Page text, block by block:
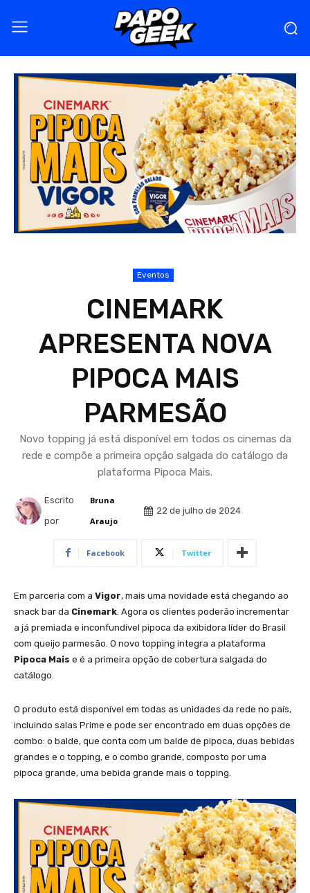
Eventos
CINEMARK
APRESENTA NOVA
PIPOCA MAIS
PARMESÃO
Novo topping já está disponível em todos os cinemas da
rede e compõe a primeira opção salgada do catálogo da
plataforma Pipoca Mais.
Escrito
por
Bruna
Araujo
22 de julho de 2024
Facebook Twitter
Em parceria com a Vigor, mais uma novidade está chegando ao
snack bar da Cinemark . Agora os clientes poderão incrementar
a já premiada e inconfundível pipoca da exibidora líder do Brasil
com queijo parmesão. O novo topping integra a plataforma
Pipoca Mais e é a primeira opção de cobertura salgada do
catálogo.
O produto está disponível em todas as unidades da rede no país,
incluindo salas Prime e pode ser encontrado em duas opções de
combo: o balde, que conta com um balde de pipoca, duas bebidas
grandes e o topping, e o combo grande, composto por uma
pipoca grande, uma bebida grande mais o topping.